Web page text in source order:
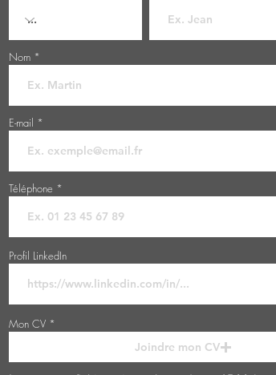
Nom
E-mail
Téléphone
Profil LinkedIn
Mon CV
Joindre mon CV